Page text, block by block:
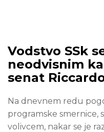
Vodstvo SSk
neodvisnim
senat
Na dnevnem redu
programske smernice,
volivcem, nakar se je